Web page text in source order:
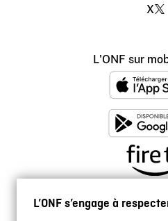
L’ONF s’engage à
X
L'ONF sur